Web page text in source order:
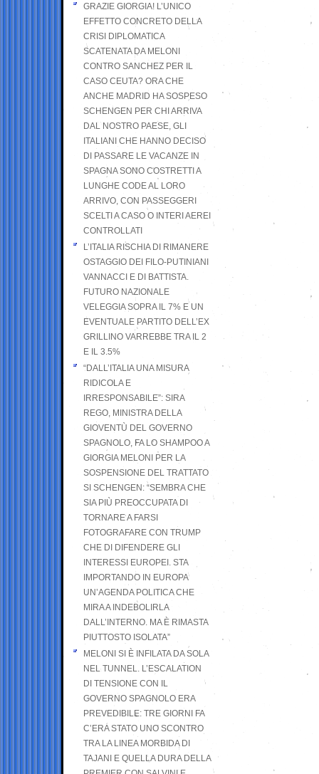
GRAZIE GIORGIA! L’UNICO
EFFETTO CONCRETO DELLA
CRISI DIPLOMATICA
SCATENATA DA MELONI
CONTRO SANCHEZ PER IL
CASO CEUTA? ORA CHE
ANCHE MADRID HA SOSPESO
SCHENGEN PER CHI ARRIVA
DAL NOSTRO PAESE, GLI
ITALIANI CHE HANNO DECISO
DI PASSARE LE VACANZE IN
SPAGNA SONO COSTRETTI A
LUNGHE CODE AL LORO
ARRIVO, CON PASSEGGERI
SCELTI A CASO O INTERI AEREI
CONTROLLATI
L’ITALIA RISCHIA DI RIMANERE
OSTAGGIO DEI FILO-PUTINIANI
VANNACCI E DI BATTISTA.
FUTURO NAZIONALE
VELEGGIA SOPRA IL 7% E UN
EVENTUALE PARTITO DELL’EX
GRILLINO VARREBBE TRA IL 2
E IL 3.5%
“DALL’ITALIA UNA MISURA
RIDICOLA E
IRRESPONSABILE”: SIRA
REGO, MINISTRA DELLA
GIOVENTÙ DEL GOVERNO
SPAGNOLO, FA LO SHAMPOO A
GIORGIA MELONI PER LA
SOSPENSIONE DEL TRATTATO
SI SCHENGEN: “SEMBRA CHE
SIA PIÙ PREOCCUPATA DI
TORNARE A FARSI
FOTOGRAFARE CON TRUMP
CHE DI DIFENDERE GLI
INTERESSI EUROPEI. STA
IMPORTANDO IN EUROPA
UN’AGENDA POLITICA CHE
MIRA A INDEBOLIRLA
DALL’INTERNO. MA È RIMASTA
PIUTTOSTO ISOLATA”
MELONI SI È INFILATA DA SOLA
NEL TUNNEL. L’ESCALATION
DI TENSIONE CON IL
GOVERNO SPAGNOLO ERA
PREVEDIBILE: TRE GIORNI FA
C’ERA STATO UNO SCONTRO
TRA LA LINEA MORBIDA DI
TAJANI E QUELLA DURA DELLA